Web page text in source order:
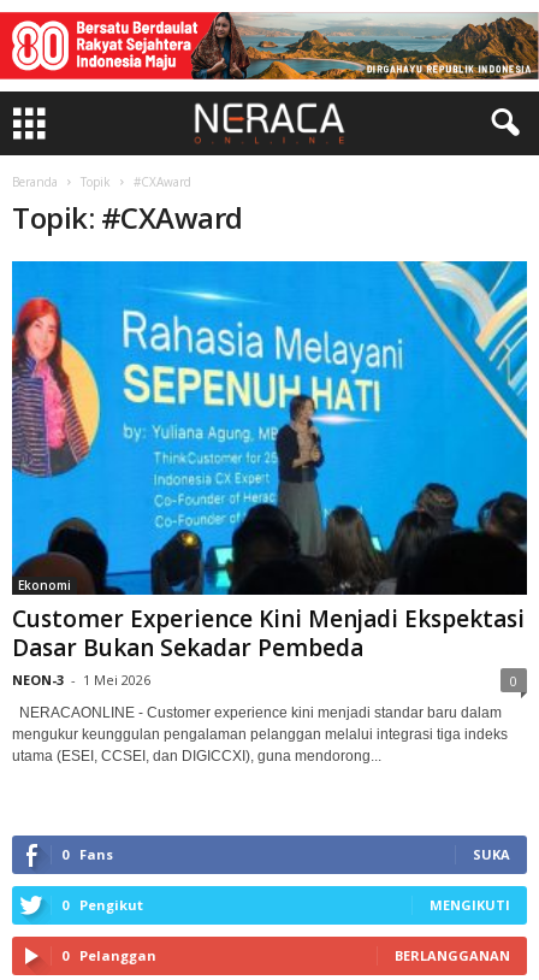
Beranda Topik #CXAward
Topik: #CXAward
Ekonomi
Customer Experience Kini Menjadi Ekspektasi
Dasar Bukan Sekadar Pembeda
NEON-3 - 1 Mei 2026 0
NERACAONLINE - Customer experience kini menjadi standar baru dalam
mengukur keunggulan pengalaman pelanggan melalui integrasi tiga indeks
utama (ESEI, CCSEI, dan DIGICCXI), guna mendorong...
0 Fans SUKA
0 Pengikut MENGIKUTI
0 Pelanggan BERLANGGANAN